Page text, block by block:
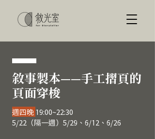
敘事製本——手工摺頁的
頁面穿梭
週四晚19:00~22:30
5/22（隔一週）5/29、6/12、6/26